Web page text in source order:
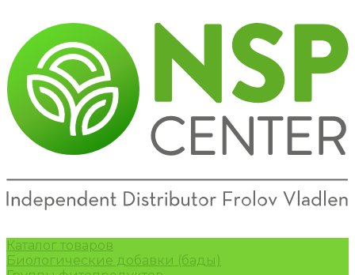
Каталог товаров
Биологические добавки (бады)